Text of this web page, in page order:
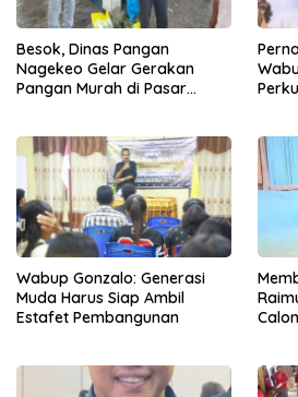
Besok, Dinas Pangan
Nagekeo Gelar Gerakan
Pangan Murah di Pasar
Wabup Gonzalo: Generasi
Muda Harus Siap Ambil
Estafet Pembangunan